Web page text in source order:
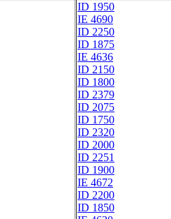
ID 1950
IE 4690
ID 2250
ID 1875
IE 4636
ID 2150
ID 1800
ID 2379
ID 2075
ID 1750
ID 2320
ID 2000
ID 2251
ID 1900
IE 4672
ID 2200
ID 1850